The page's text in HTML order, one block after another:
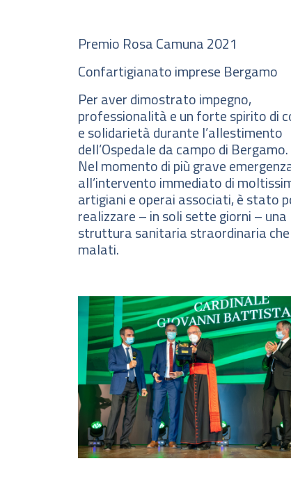
Premio Rosa Camuna 2021
Confartigianato imprese Bergamo
Per aver dimostrato impegno,
professionalità e un forte spirito di
e solidarietà durante l’allestimento
dell’Ospedale da campo di Bergamo.
Nel momento di più grave
all’intervento immediato di
artigiani e operai associati, è stato
realizzare – in soli sette giorni – una
struttura sanitaria straordinaria
malati.